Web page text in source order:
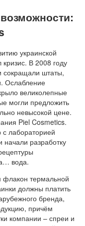
украинской
В 2008 году
сокращали штаты,
Ослабление
великолепные
могли предложить
невысокой цене.
Piel Cosmetics.
лабораторией
разработку
вода.
флакон термальной
должны платить
бренда,
причём
компании – спреи и